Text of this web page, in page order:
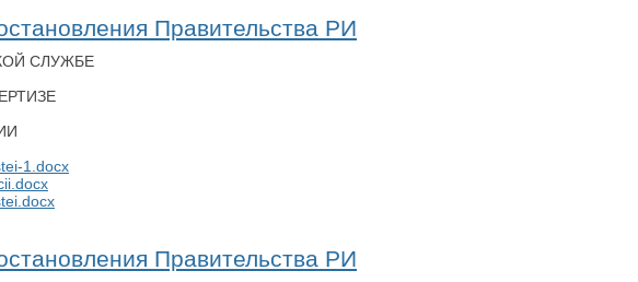
Правительства РИ
СЛУЖБЕ
1.docx
Правительства РИ